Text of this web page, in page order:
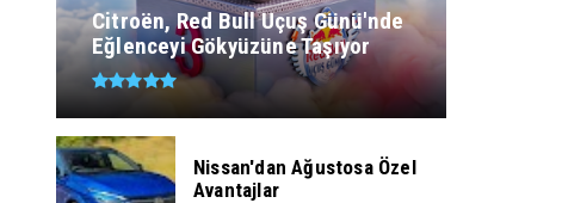
Citroën, Red Bull Uçuş Günü'nde
Eğlenceyi Gökyüzüne Taşıyor
Nissan'dan Ağustosa Özel
Avantajlar